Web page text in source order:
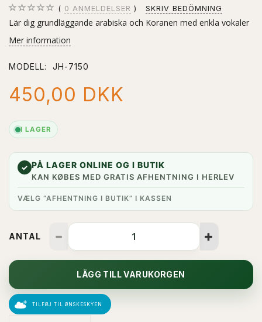
0 ANMELDELSER SKRIV BEDÖMNING
Lär dig grundläggande arabiska och Koranen med enkla vokaler
Mer information
MODELL: JH-7150
450,00 DKK
I LAGER
✓ PÅ LAGER ONLINE OG I BUTIK
KAN KØBES MED GRATIS AFHENTNING I HERLEV
VÆLG “AFHENTNING I BUTIK” I KASSEN
ANTAL
LÄGG TILL VARUKORGEN
TILFØJ TIL ØNSKESKYEN